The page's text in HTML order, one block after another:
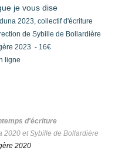
je vous dise
2023, collectif d'écriture
de Sybille de Bollardière
2023 - 16€
ligne
d'écriture
2020 et Sybille de Bollardière
2020